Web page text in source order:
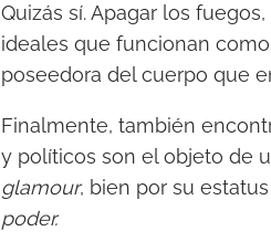
Quizás sí. Apagar los
ideales que funcionan
poseedora del cuerpo que
Finalmente, también
y políticos son el objeto de
glamour, bien por su
poder.